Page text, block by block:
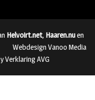
Helvoirt.net, Haaren.nuen
Webdesign Vanoo Media
Verklaring AVG